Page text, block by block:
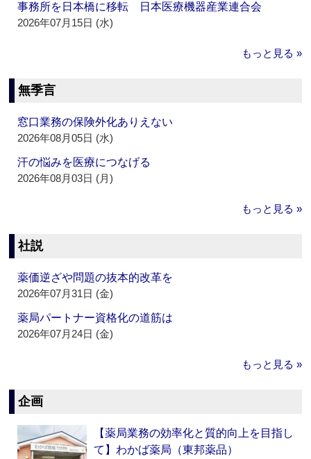
事務所を日本橋に移転 日本医療機器産業連合会
2026年07月15日 (水)
もっと見る »
無季言
窓口業務の保険外化ありえない
2026年08月05日 (水)
汗の悩みを医療につなげる
2026年08月03日 (月)
もっと見る »
社説
薬価逆ざや問題の抜本的改革を
2026年07月31日 (金)
薬局パートナー資格化の道筋は
2026年07月24日 (金)
もっと見る »
企画
【薬局業務の効率化と質的向上を目指し
て】わかば薬局（東邦薬品）